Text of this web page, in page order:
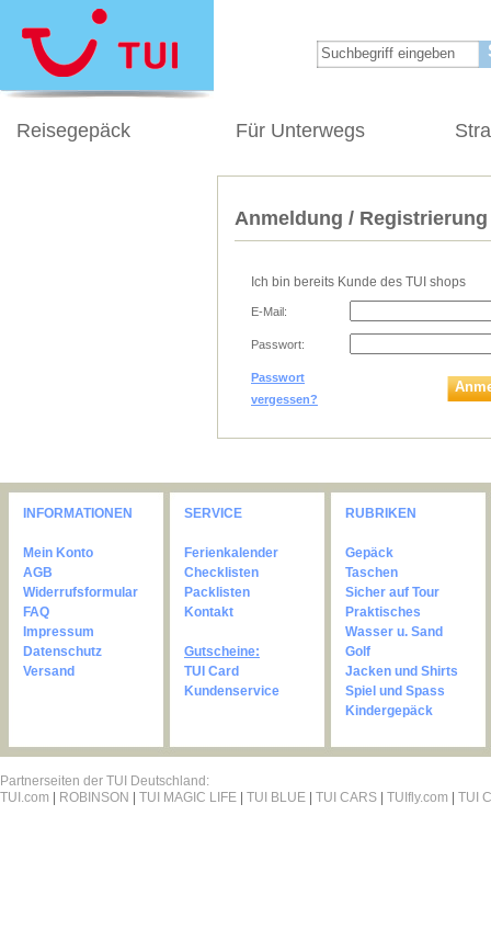
Reisegepäck Für Unterwegs
Anmeldung / Registrierung
Ich bin bereits Kunde des TUI shops
E-Mail:
Passwort:
Passwort
vergessen?
INFORMATIONEN
Mein Konto
AGB
Widerrufsformular
FAQ
Impressum
Datenschutz
Versand
SERVICE
Ferienkalender
Checklisten
Packlisten
Kontakt
Gutscheine:
TUI Card
Kundenservice
RUBRIKEN
Gepäck
Taschen
Sicher auf Tour
Praktisches
Wasser u. Sand
Golf
Jacken und Shirts
Spiel und Spass
Kindergepäck
Partnerseiten der TUI Deutschland:
TUI.com
ROBINSON TUI MAGIC LIFE TUI BLUE TUI CARS TUIfly.com TUI